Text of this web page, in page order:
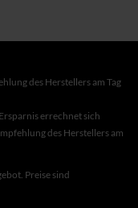
des Herstellers am Tag
errechnet sich
des Herstellers am
Preise sind